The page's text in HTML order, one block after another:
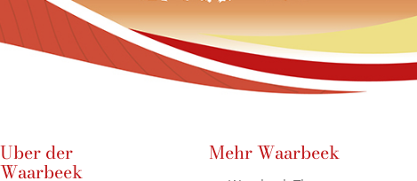
Uber der
Waarbeek
Mehr Waarbeek